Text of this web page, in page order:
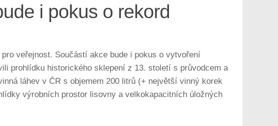
i pokus o rekord
veřejnost. Součástí akce bude i pokus o vytvoření
prohlídku historického sklepení z 13. století s průvodcem a
láhev v ČR s objemem 200 litrů (+ největší vinný korek
výrobních prostor lisovny a velkokapacitních úložných